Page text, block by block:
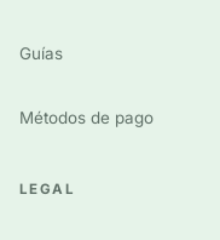
Guías
Métodos de pago
LEGAL